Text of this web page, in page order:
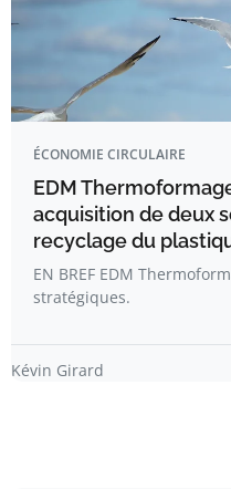
ÉCONOMIE CIRCULAIRE
EDM
acquisition de deux
recyclage du
EN BREF EDM
stratégiques.
Kévin Girard